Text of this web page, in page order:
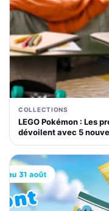
COLLECTIONS
LEGO Pokémon : Les
dévoilent avec 5